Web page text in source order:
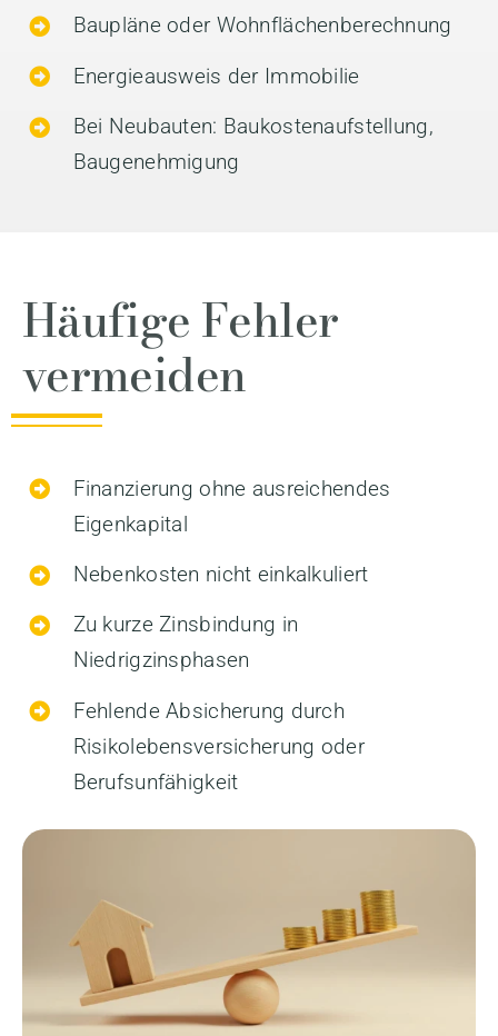
Baupläne oder Wohnflächenberechnung
Energieausweis der Immobilie
Bei Neubauten: Baukostenaufstellung,
Baugenehmigung
Häufige Fehler
vermeiden
Finanzierung ohne ausreichendes
Eigenkapital
Nebenkosten nicht einkalkuliert
Zu kurze Zinsbindung in
Niedrigzinsphasen
Fehlende Absicherung durch
Risikolebensversicherung oder
Berufsunfähigkeit